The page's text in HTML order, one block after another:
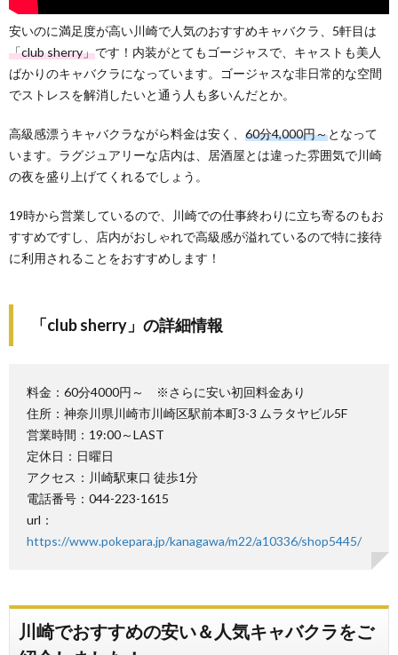
安いのに満足度が高い川崎で人気のおすすめキャバクラ、5軒目は
「club sherry」です！内装がとてもゴージャスで、キャストも美人
ばかりのキャバクラになっています。ゴージャスな非日常的な空間
でストレスを解消したいと通う人も多いんだとか。
高級感漂うキャバクラながら料金は安く、 60分4,000円～となって
います。ラグジュアリーな店内は、居酒屋とは違った雰囲気で川崎
の夜を盛り上げてくれるでしょう。
19時から営業しているので、川崎での仕事終わりに立ち寄るのもお
すすめですし、店内がおしゃれで高級感が溢れているので特に接待
に利用されることをおすすめします！
「club sherry」の詳細情報
料金：60分4000円～ ※さらに安い初回料金あり
住所：神奈川県川崎市川崎区駅前本町3-3 ムラタヤビル5F
営業時間：19:00～LAST
定休日：日曜日
アクセス：川崎駅東口 徒歩1分
電話番号：044-223-1615
url：
https://www.pokepara.jp/kanagawa/m22/a10336/shop5445/
川崎でおすすめの安い＆人気キャバクラをご